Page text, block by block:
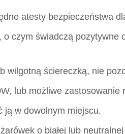
atesty bezpieczeństwa
czym świadczą pozytywne
wilgotną ściereczką, nie
lub możliwe zastosowanie
ją w dowolnym miejscu.
o białej lub neutralnej